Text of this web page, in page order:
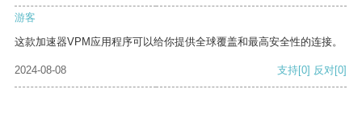
游客
这款加速器VPM应用程序可以给你提供全球覆盖和最高安全性的连接。
2024-08-08 支持[0] 反对[0]